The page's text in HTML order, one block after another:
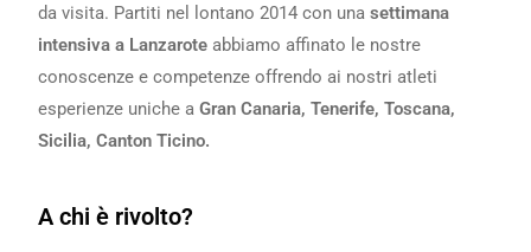
da visita. Partiti nel lontano 2014 con unasettimana
intensiva a Lanzarote abbiamo affinato le nostre
conoscenze e competenze offrendo ai nostri atleti
esperienze uniche aGran Canaria, Tenerife, Toscana,
Sicilia, Canton Ticino.
A chi è rivolto?